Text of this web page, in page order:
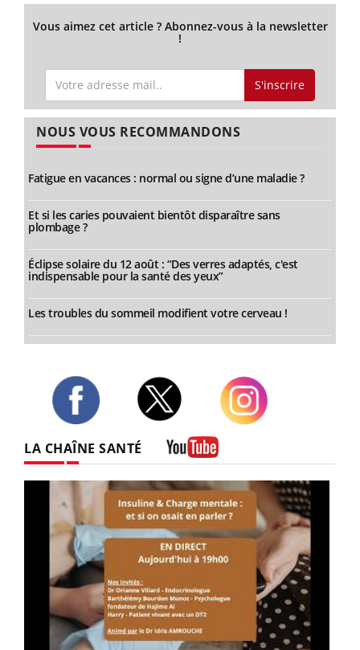
Vous aimez cet article ? Abonnez-vous à la newsletter
!
S'inscrire
NOUS VOUS RECOMMANDONS
Fatigue en vacances : normal ou signe d’une maladie ?
Et si les caries pouvaient bientôt disparaître sans
plombage ?
Éclipse solaire du 12 août : “Des verres adaptés, c'est
indispensable pour la santé des yeux”
Les troubles du sommeil modifient votre cerveau !
LA CHAÎNE SANTÉ